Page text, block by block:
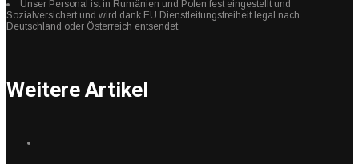
Unser Personal ist in Rumänien und Polen fest eingestellt und
Sozialversichert und wird dank EU Dienstleitungsfreiheit legal nach
Deutschland oder Österreich entsendet.
Weitere Artikel